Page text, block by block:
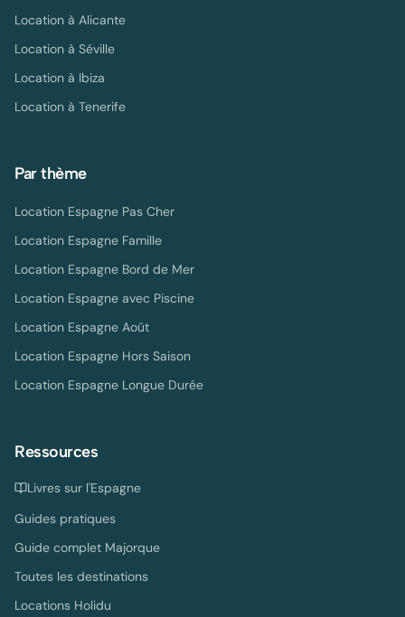
Location à Alicante
Location à Séville
Location à Ibiza
Location à Tenerife
Par thème
Location Espagne Pas Cher
Location Espagne Famille
Location Espagne Bord de Mer
Location Espagne avec Piscine
Location Espagne Août
Location Espagne Hors Saison
Location Espagne Longue Durée
Ressources
Livres sur l'Espagne
Guides pratiques
Guide complet Majorque
Toutes les destinations
Locations Holidu